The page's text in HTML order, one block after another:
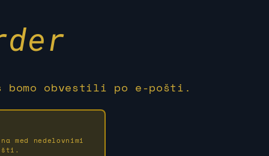
bomo obvestili po e-pošti.
med nedelovnimi